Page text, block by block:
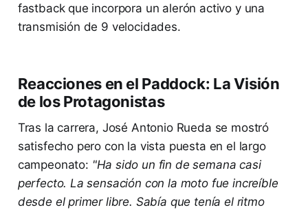
fastback que incorpora un alerón activo y una
transmisión de 9 velocidades.
Reacciones en el Paddock: La Visión
de los Protagonistas
Tras la carrera, José Antonio Rueda se mostró
satisfecho pero con la vista puesta en el largo
campeonato: "Ha sido un fin de semana casi
perfecto. La sensación con la moto fue increíble
desde el primer libre. Sabía que tenía el ritmo